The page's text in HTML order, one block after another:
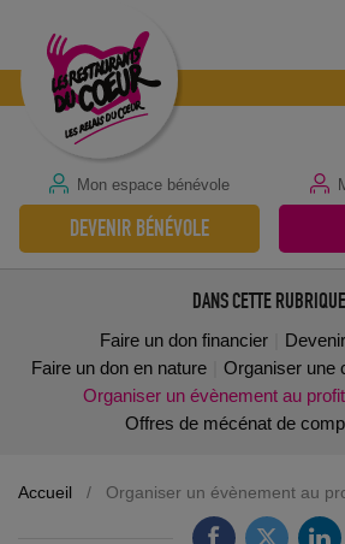
Mon espace bénévole
DEVENIR BÉNÉVOLE
DANS CETTE RUBRIQUE
Faire un don financier
Faire un don en nature
Organiser une
Organiser un évènement au
Offres de mécénat de
Accueil / Organiser un évènement au